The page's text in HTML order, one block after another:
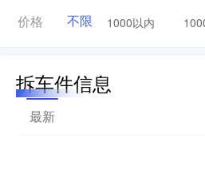
价格 不限 1000以内
拆车件信息
最新